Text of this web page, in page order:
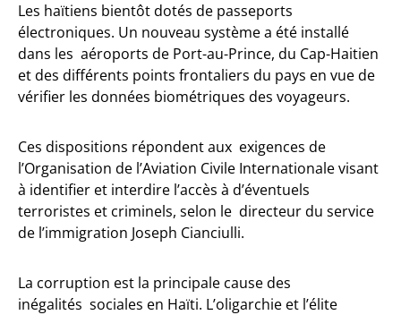
Les haïtiens bientôt dotés de passeports
électroniques. Un nouveau système a été installé
dans les aéroports de Port-au-Prince, du Cap-Haitien
et des différents points frontaliers du pays en vue de
vérifier les données biométriques des voyageurs.
Ces dispositions répondent aux exigences de
l’Organisation de l’Aviation Civile Internationale visant
à identifier et interdire l’accès à d’éventuels
terroristes et criminels, selon le directeur du service
de l’immigration Joseph Cianciulli.
La corruption est la principale cause des
inégalités sociales en Haïti. L’oligarchie et l’élite